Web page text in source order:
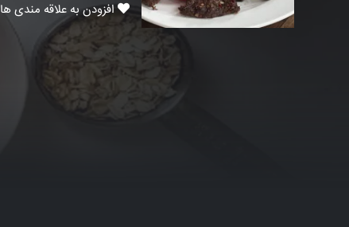
افزودن به علاقه مندی ها